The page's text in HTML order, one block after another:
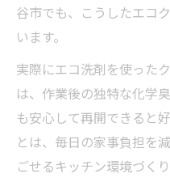
谷市でも、こうしたエコ
います。
実際にエコ洗剤を使った
は、作業後の独特な化学
も安心して再開できると
とは、毎日の家事負担を
ごせるキッチン環境づく